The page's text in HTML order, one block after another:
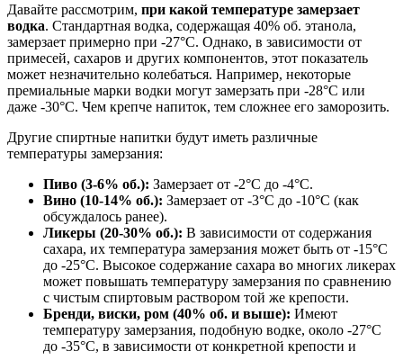
Давайте рассмотрим, при какой температуре замерзает
водка. Стандартная водка, содержащая 40% об. этанола,
замерзает примерно при -27°C. Однако, в зависимости от
примесей, сахаров и других компонентов, этот показатель
может незначительно колебаться. Например, некоторые
премиальные марки водки могут замерзать при -28°C или
даже -30°C. Чем крепче напиток, тем сложнее его заморозить.
Другие спиртные напитки будут иметь различные
температуры замерзания:
Пиво (3-6% об.): Замерзает от -2°C до -4°C.
Вино (10-14% об.): Замерзает от -3°C до -10°C (как
обсуждалось ранее).
Ликеры (20-30% об.): В зависимости от содержания
сахара, их температура замерзания может быть от -15°C
до -25°C. Высокое содержание сахара во многих ликерах
может повышать температуру замерзания по сравнению
с чистым спиртовым раствором той же крепости.
Бренди, виски, ром (40% об. и выше): Имеют
температуру замерзания, подобную водке, около -27°C
до -35°C, в зависимости от конкретной крепости и